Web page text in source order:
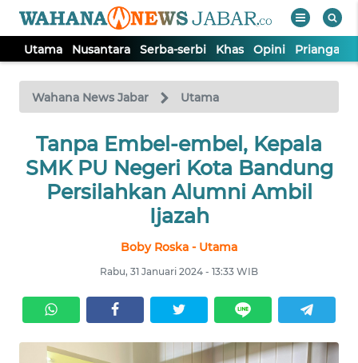
Utama Nusantara Serba-serbi Khas Opini Priangan
Wahana News Jabar Utama
Tanpa Embel-embel, Kepala
SMK PU Negeri Kota Bandung
Persilahkan Alumni Ambil
Ijazah
Boby Roska - Utama
Rabu, 31 Januari 2024 - 13:33 WIB
TV
Tutup
UTAMA
NUSANTARA
KHAS
OPINI